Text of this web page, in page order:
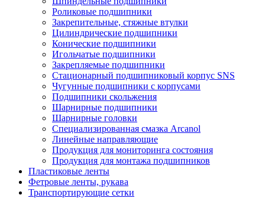
Роликовые подшипники
Закрепительные, стяжные втулки
Цилиндрические подшипники
Конические подшипники
Игольчатые подшипники
Закрепляемые подшипники
Стационарный подшипниковый корпус SNS
Чугунные подшипники с корпусами
Подшипники скольжения
Шарнирные подшипники
Шарнирные головки
Специализированная смазка Arcanol
Линейные направляющие
Продукция для мониторинга состояния
Продукция для монтажа подшипников
Пластиковые ленты
Фетровые ленты, рукава
Транспортирующие сетки